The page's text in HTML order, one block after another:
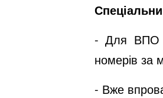
- Для ВПО
номерів за
- Вже